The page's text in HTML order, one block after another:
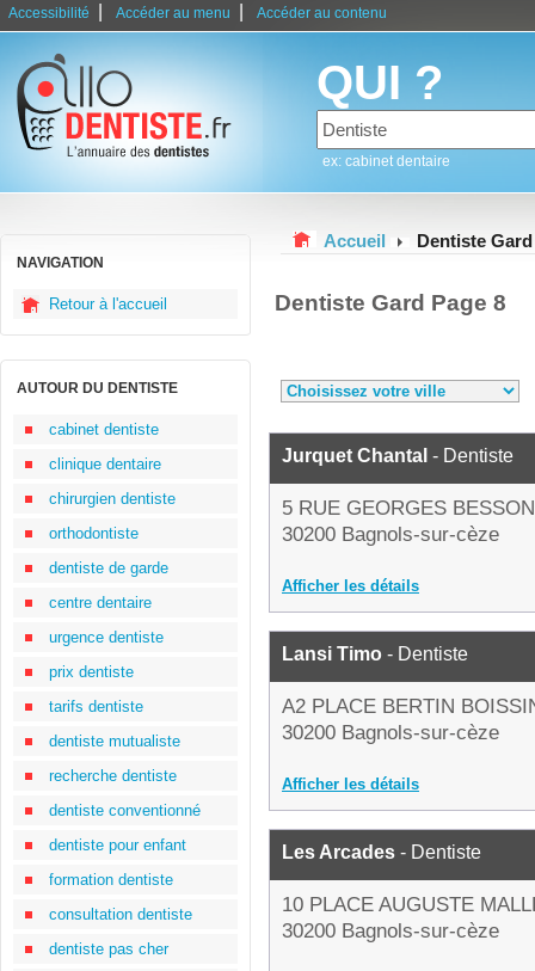
Accessibilité Accéder au menu Accéder au contenu
QUI ?
ex: cabinet dentaire
NAVIGATION
Retour à l'accueil
AUTOUR DU DENTISTE
cabinet dentiste
clinique dentaire
chirurgien dentiste
orthodontiste
dentiste de garde
centre dentaire
urgence dentiste
prix dentiste
tarifs dentiste
dentiste mutualiste
recherche dentiste
dentiste conventionné
dentiste pour enfant
formation dentiste
consultation dentiste
dentiste pas cher
Accueil Dentiste Gard
Dentiste Gard Page 8
Jurquet Chantal - Dentiste
5 RUE GEORGES BESSON
30200 Bagnols-sur-cèze
Afficher les détails
Lansi Timo - Dentiste
A2 PLACE BERTIN
30200 Bagnols-sur-cèze
Afficher les détails
Les Arcades - Dentiste
10 PLACE AUGUSTE
30200 Bagnols-sur-cèze